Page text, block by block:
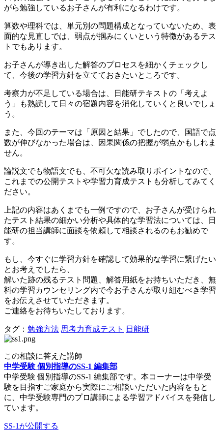
がら勉強しているお子さんが有利になるわけです。
算数や理科では、単元別の問題構成となっていないため、表
面的な見直しでは、弱点が掴みにくいという特徴があるテス
トでもあります。
お子さんが導き出した解答のプロセスを細かくチェックし
て、今後の学習方針を立てておきたいところです。
考察力が不足している場合は、日能研テキストの「考えよ
う」も熟読して日々の宿題内容を消化していくと良いでしょ
う。
また、今回のテーマは「原因と結果」でしたので、国語で点
数が伸びなかった場合は、因果関係の把握が弱点かもしれま
せん。
論説文でも物語文でも、不可欠な読み取りポイントなので、
これまでの公開テストや学習力育成テストも分析してみてく
ださい。
上記の内容はあくまでも一例ですので、お子さんが受けられ
たテスト結果の細かい分析や具体的な学習法については、日
能研の担当講師に面談を依頼して相談されるのもお勧めで
す。
もし、今すぐに学習方針を確認して効果的な学習に繋げたい
とお考えでしたら、
解いた跡の残るテスト問題、解答用紙をお持ちいただき、無
料の学習カウンセリング内で今お子さんが取り組むべき学習
をお伝えさせていただきます。
ご連絡をお待ちいたしております。
タグ： 勉強方法 思考力育成テスト 日能研
この相談に答えた講師
中学受験 個別指導のSS-1 編集部
中学受験 個別指導のSS-1 編集部です。本コーナーは中学受
験を目指すご家庭から実際にご相談いただいた内容をもと
に、中学受験専門のプロ講師による学習アドバイスを発信し
ています。
SS-1が公開する